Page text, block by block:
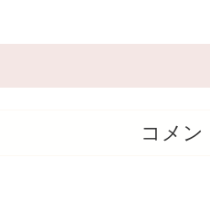
コメン